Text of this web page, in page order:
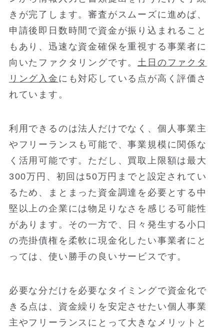
きが完了します。審査がスムーズに進めば、
申請後即日数時間で資金が振り込まれること
もあり、迅速な資金確保を重視する事業者に
向いたファクタリングです。土日のファクタ
リング入金 にも対応している点が高く評価さ
れています。
利用できるのは法人だけでなく、個人事業主
やフリーランスも可能で、事業規模に関係な
く活用可能です。ただし、買取上限額は最大
300万円、初回は50万円までと設定されてい
るため、まとまった資金調達を必要とする中
堅以上の企業には物足りなさを感じる可能性
があります。その一方で、日々発生する小口
の売掛債権を柔軟に現金化したい事業者にと
っては、使い勝手の良いサービスです。
必要な分だけを必要なタイミングで資金化で
きる点は、資金繰りを安定させたい個人事業
主やフリーランスにとって大きなメリットと